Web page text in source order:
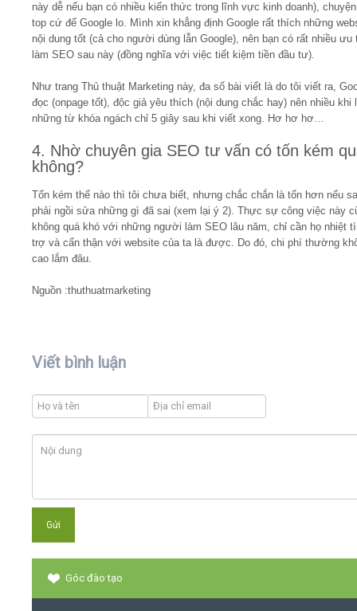
này dễ nếu bạn có nhiều kiến thức trong lĩnh vực kinh doanh),
top cứ để Google lo. Mình xin khẳng định Google rất thích những
nội dung tốt (cả cho người dùng lẫn Google), nên bạn có rất nhiều ưu
làm SEO sau này (đồng nghĩa với việc tiết kiệm tiền đầu tư).
Như trang Thủ thuật Marketing này, đa số bài viết là do tôi viết ra,
đọc (onpage tốt), độc giả yêu thích (nội dung chắc hay) nên nhiều khi
những từ khóa ngách chỉ 5 giây sau khi viết xong. Hơ hơ hơ…
4. Nhờ chuyên gia SEO tư vấn có tốn kém
không?
Tốn kém thế nào thì tôi chưa biết, nhưng chắc chắn là tốn hơn nếu
phải ngồi sửa những gì đã sai (xem lại ý 2). Thực sự công việc này
không quá khó với những người làm SEO lâu năm, chỉ cần họ nhiệt
trợ và cẩn thận với website của ta là được. Do đó, chi phí thường
cao lắm đâu.
Nguồn :thuthuatmarketing
Viết bình luận
Góc đào tạo